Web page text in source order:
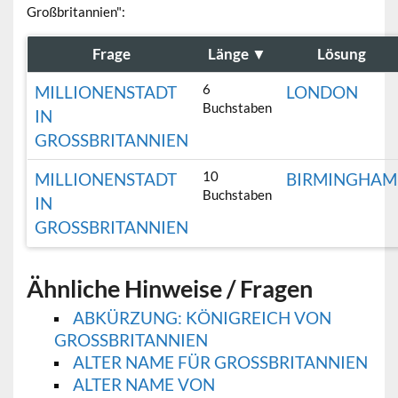
Großbritannien":
Frage Länge ▼ Lösung
MILLIONENSTADT
IN
GROSSBRITANNIEN
6
Buchstaben
LONDON
MILLIONENSTADT
IN
GROSSBRITANNIEN
10
Buchstaben
BIRMINGHAM
Ähnliche Hinweise / Fragen
ABKÜRZUNG: KÖNIGREICH VON
GROSSBRITANNIEN
ALTER NAME FÜR GROSSBRITANNIEN
ALTER NAME VON